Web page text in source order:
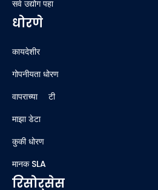
सर्व उद्योग पहा
धोरणे
कायदेशीर
गोपनीयता धोरण
वापराच्या अटी
माझा डेटा
कुकी धोरण
मानक SLA
रिसोर्सेस